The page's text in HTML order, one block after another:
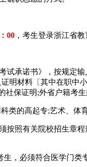
00 ，考生登录浙江省
试承诺书》，按规定
明材料〔其中在职
保证明;外省户籍考
类的高起专;艺术、体
按照有关院校招生章
，必须符合医学门类